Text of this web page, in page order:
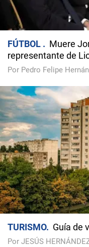
FÚTBOL
Muere
representante de
Por Pedro Felipe
TURISMO Guía de
Por JESÚS